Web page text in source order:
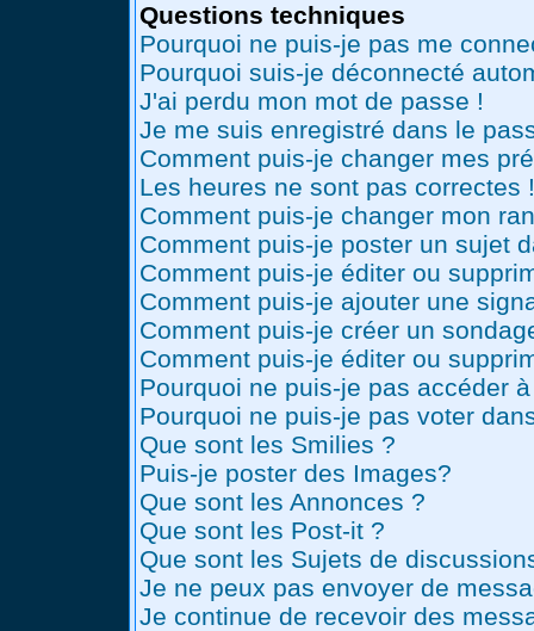
Questions techniques
Pourquoi ne puis-je pas me
Pourquoi suis-je déconnecté
J'ai perdu mon mot de passe !
Je me suis enregistré dans le
Comment puis-je changer mes
Les heures ne sont pas correctes !
Comment puis-je changer mon
Comment puis-je poster un sujet
Comment puis-je éditer ou
Comment puis-je ajouter une
Comment puis-je créer un
Comment puis-je éditer ou
Pourquoi ne puis-je pas accéder
Pourquoi ne puis-je pas voter
Que sont les Smilies ?
Puis-je poster des Images?
Que sont les Annonces ?
Que sont les Post-it ?
Que sont les Sujets de
Je ne peux pas envoyer de
Je continue de recevoir des